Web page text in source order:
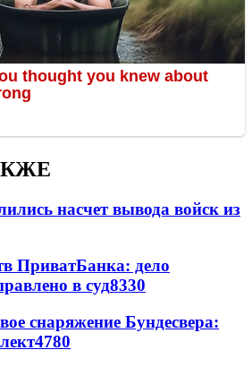
насчет вывода войск из
ПриватБанка: дело
в суд8330
снаряжение Бундесвера:
4780